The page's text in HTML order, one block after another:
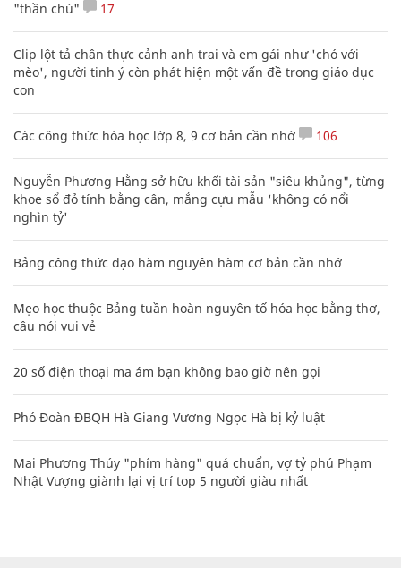
"thần chú"
17
Clip lột tả chân thực cảnh anh trai và em gái như 'chó với
mèo', người tinh ý còn phát hiện một vấn đề trong giáo dục
con
Các công thức hóa học lớp 8, 9 cơ bản cần nhớ 106
Nguyễn Phương Hằng sở hữu khối tài sản "siêu khủng", từng
khoe sổ đỏ tính bằng cân, mắng cựu mẫu 'không có nổi
nghìn tỷ'
Bảng công thức đạo hàm nguyên hàm cơ bản cần nhớ
Mẹo học thuộc Bảng tuần hoàn nguyên tố hóa học bằng thơ,
câu nói vui vẻ
20 số điện thoại ma ám bạn không bao giờ nên gọi
Phó Đoàn ĐBQH Hà Giang Vương Ngọc Hà bị kỷ luật
Mai Phương Thúy "phím hàng" quá chuẩn, vợ tỷ phú Phạm
Nhật Vượng giành lại vị trí top 5 người giàu nhất